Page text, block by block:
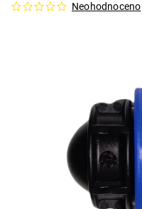
Neohodnoceno